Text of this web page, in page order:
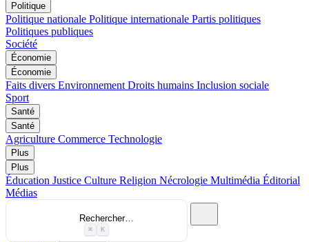
Politique
Politique nationale Politique internationale Partis politiques
Politiques publiques
Société
Économie
Économie
Faits divers Environnement Droits humains Inclusion sociale
Sport
Santé
Santé
Agriculture Commerce Technologie
Plus
Plus
Éducation Justice Culture Religion Nécrologie Multimédia Éditorial
Médias
Rechercher…
⌘ K